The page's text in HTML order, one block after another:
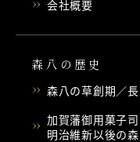
会社概要
森八の歴史
森八の草創期／
加賀藩御用菓子
明治維新以後の森